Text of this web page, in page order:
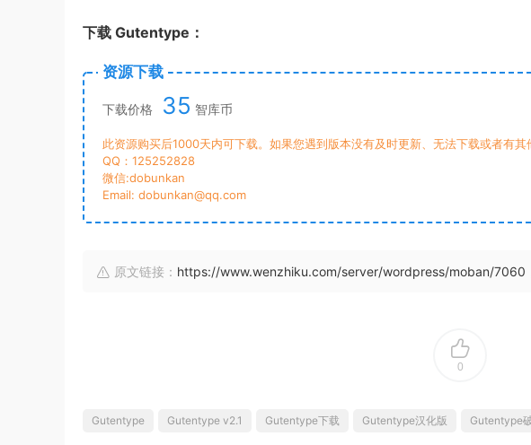
下载 Gutentype：
资源下载
下载价格 35 智库币
此资源购买后1000天内可下载。如果您遇到版本没有及时更新、无法下载或者有
QQ：125252828
微信:dobunkan
Email: dobunkan@qq.com
原文链接： https://www.wenzhiku.com/server/wordpress/moban/7060
0
Gutentype Gutentype v2.1 Gutentype下载 Gutentype汉化版 Gutentype